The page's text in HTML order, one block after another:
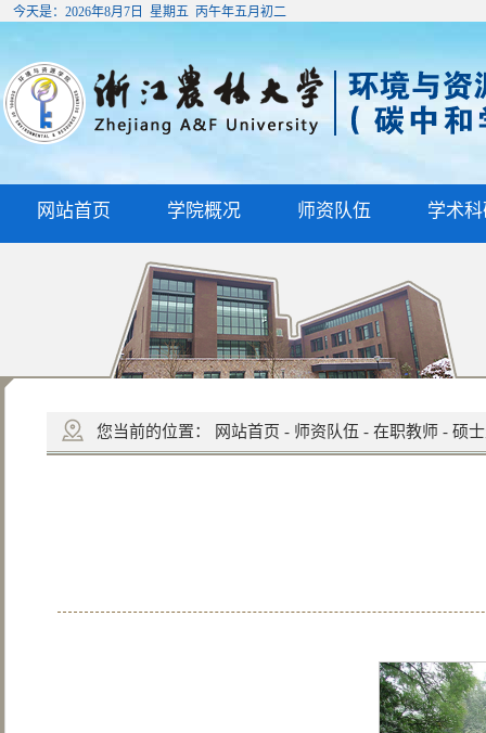
今天是： 2026年8月7日 星期五 丙午年五月初二
网站首页 学院概况 师资队伍 学术
您当前的位置： 网站首页 - 师资队伍 - 在职教师 - 硕